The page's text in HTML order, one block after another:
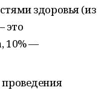
здоровья (из
это
10% —